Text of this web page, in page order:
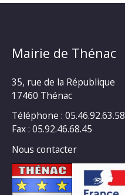
Mairie de Thénac
35, rue de la République
17460 Thénac
Téléphone : 05.46.92.63.58
Fax : 05.92.46.68.45
Nous contacter